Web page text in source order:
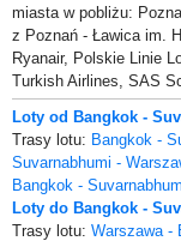
miasta w pobliżu:
z Poznań - Ławica im.
Ryanair, Polskie Linie
Turkish Airlines, SAS
Loty od Bangkok -
Trasy lotu: Bangkok -
Suvarnabhumi -
Bangkok -
Loty do Bangkok -
Trasy lotu: Warszawa -